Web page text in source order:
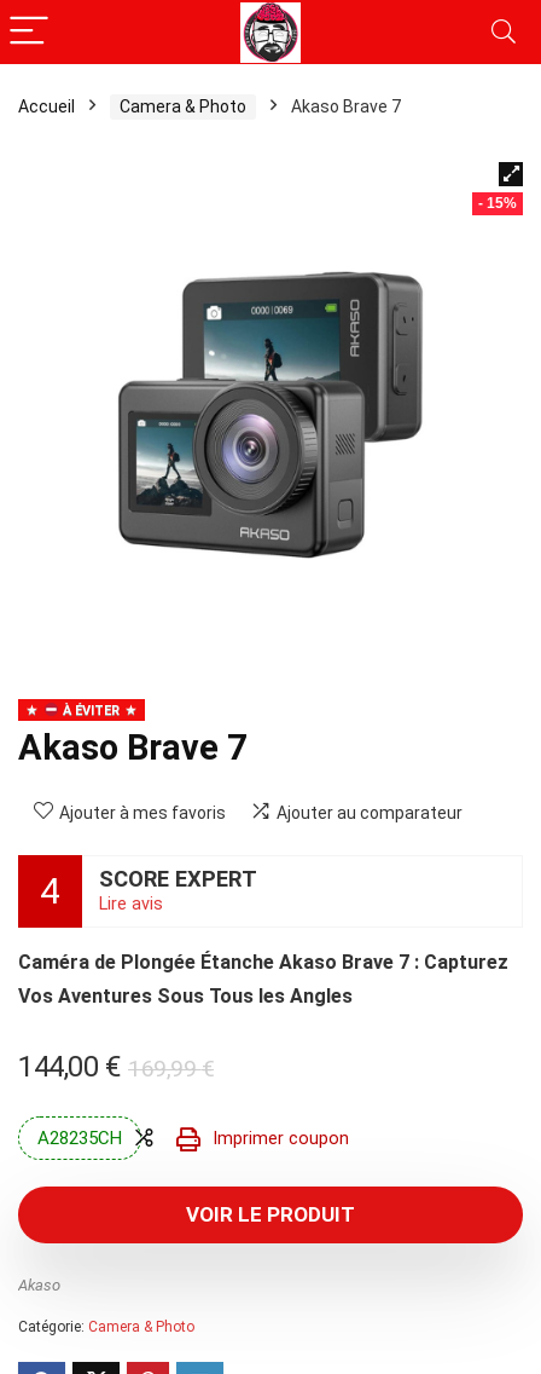
Accueil Camera & Photo Akaso Brave 7
- 15%
À ÉVITER
Akaso Brave 7
Ajouter à mes favoris Ajouter au comparateur
4 SCORE EXPERT
Lire avis
Caméra de Plongée Étanche Akaso Brave 7 : Capturez
Vos Aventures Sous Tous les Angles
169,99€Le
initial
169,99 €.
144,00 €
Le
actuel
144,00 €.
A28235CH Imprimer coupon
VOIR LE PRODUIT
Akaso
Catégorie: Camera & Photo